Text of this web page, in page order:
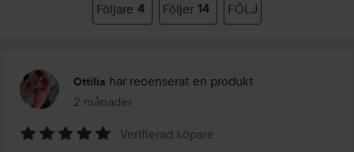
Följare 4 Följer 14 FÖLJ
Ottilia har recenserat en produkt
2 månader
Inlägget skapades 2 månader
Verifierad köpare